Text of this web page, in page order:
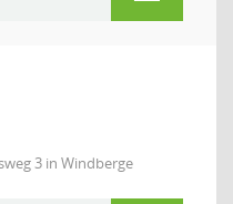
3 in Windberge